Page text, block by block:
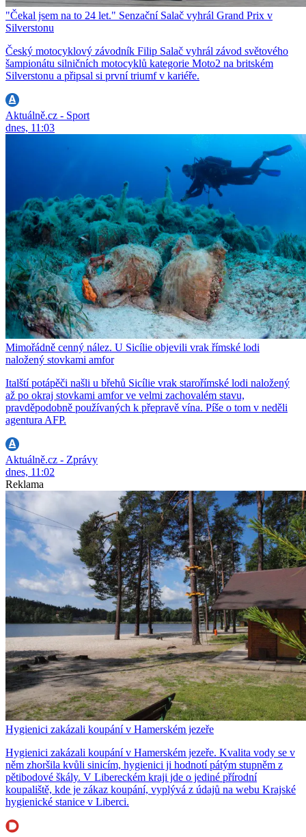
"Čekal jsem na to 24 let." Senzační Salač vyhrál Grand Prix v
Silverstonu
Český motocyklový závodník Filip Salač vyhrál závod světového
šampionátu silničních motocyklů kategorie Moto2 na britském
Silverstonu a připsal si první triumf v kariéře.
Aktuálně.cz - Sport
dnes, 11:03
Mimořádně cenný nález. U Sicílie objevili vrak římské lodi
naložený stovkami amfor
Italští potápěči našli u břehů Sicílie vrak starořímské lodi naložený
až po okraj stovkami amfor ve velmi zachovalém stavu,
pravděpodobně používaných k přepravě vína. Píše o tom v neděli
agentura AFP.
Aktuálně.cz - Zprávy
dnes, 11:02
Reklama
Hygienici zakázali koupání v Hamerském jezeře
Hygienici zakázali koupání v Hamerském jezeře. Kvalita vody se v
něm zhoršila kvůli sinicím, hygienici ji hodnotí pátým stupněm z
pětibodové škály. V Libereckém kraji jde o jediné přírodní
koupaliště, kde je zákaz koupání, vyplývá z údajů na webu Krajské
hygienické stanice v Liberci.